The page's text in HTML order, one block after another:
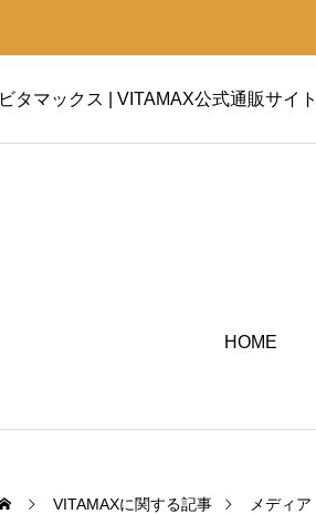
ビタマックス | VITAMAX公式通販サイ
HOME
VITAMAXに関する記事 メディア